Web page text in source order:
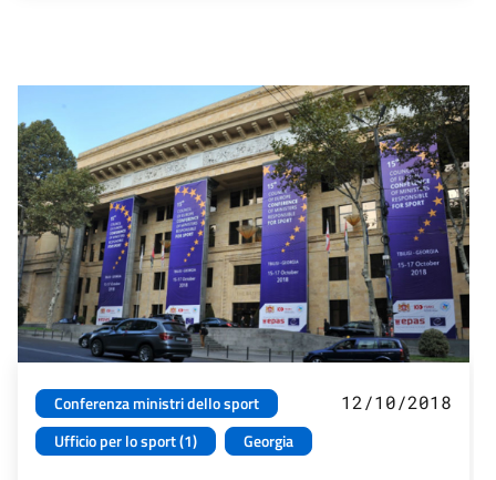
Conferenza ministri dello sport
Ufficio per lo sport (1)
Georgia
12/10/2018